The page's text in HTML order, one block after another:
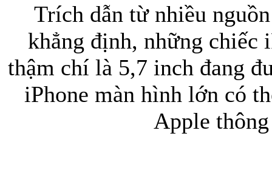
Trích dẫn từ nhiều
khẳng định, những chiếc
thậm chí là 5,7 inch đang
iPhone màn hình lớn có
Apple